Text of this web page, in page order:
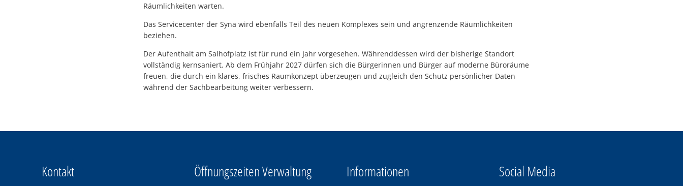
Räumlichkeiten warten.
Das Servicecenter der Syna wird ebenfalls Teil des neuen Komplexes sein und angrenzende Räumlichkeiten
beziehen.
Der Aufenthalt am Salhofplatz ist für rund ein Jahr vorgesehen. Währenddessen wird der bisherige Standort
vollständig kernsaniert. Ab dem Frühjahr 2027 dürfen sich die Bürgerinnen und Bürger auf moderne Büroräume
freuen, die durch ein klares, frisches Raumkonzept überzeugen und zugleich den Schutz persönlicher Daten
während der Sachbearbeitung weiter verbessern.
Kontakt Öffnungszeiten Verwaltung Informationen Social Media